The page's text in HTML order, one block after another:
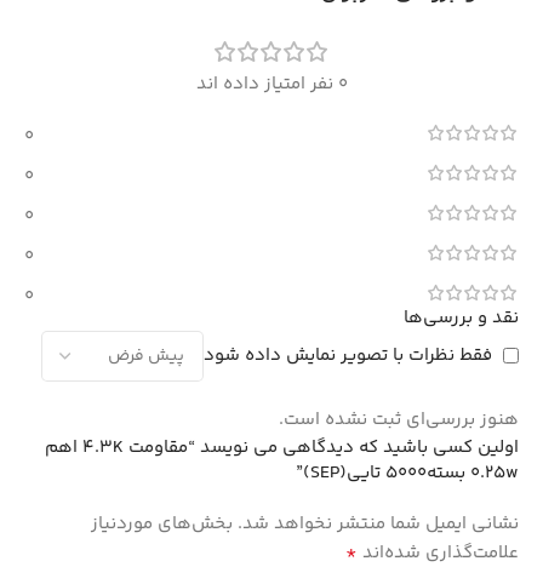
0 نفر امتیاز داده اند
0
0
0
0
0
نقد و بررسی‌ها
فقط نظرات با تصویر نمایش داده شود
هنوز بررسی‌ای ثبت نشده است.
اولین کسی باشید که دیدگاهی می نویسد “مقاومت 4.3K اهم
0.25w بسته5000 تایی(SEP)”
نشانی ایمیل شما منتشر نخواهد شد. بخش‌های موردنیاز
علامت‌گذاری شده‌اند *